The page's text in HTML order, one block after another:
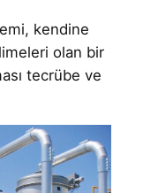
kendine
olan bir
tecrübe ve